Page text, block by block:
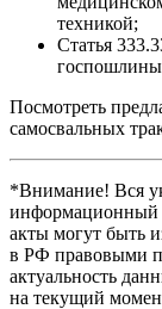
техникой;
Статья
госпошлины
Посмотреть
самосвальных
*Внимание! Вся
информационный
акты могут быть
в РФ правовыми
актуальность
на текущий